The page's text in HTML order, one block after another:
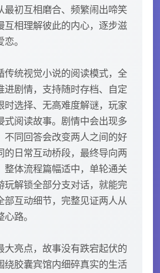
最初互相磨合、频繁闹出啼笑
互相理解彼此的内心，逐步滋
。
传统视觉小说的阅读模式，全
进剧情，支持随时存档、自定
时选择、无高难度解谜，玩家
式阅读故事。剧情中会出现多
不同回答会改变两人之间的好
的日常互动桥段，最终导向两
整体流程篇幅适中，单轮通关
玩解锁全部分支对话，就能完
部互动细节，完整见证两人从
路。
大亮点，故事没有跌宕起伏的
绕胶囊宾馆内细碎真实的生活